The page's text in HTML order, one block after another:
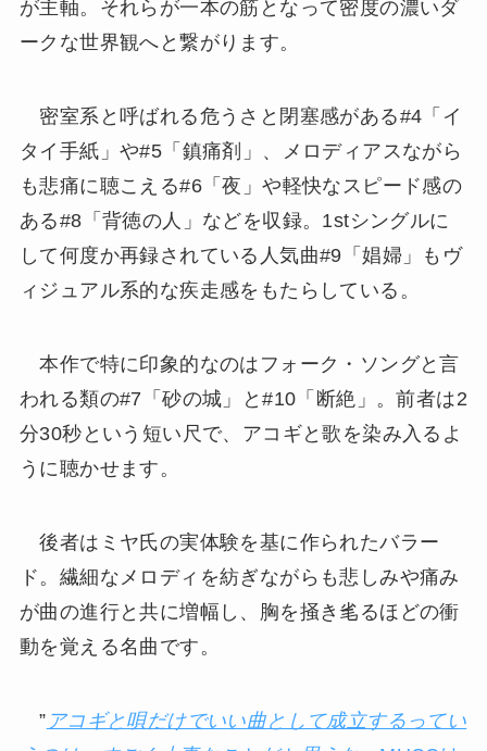
が主軸。それらが一本の筋となって密度の濃いダ
ークな世界観へと繋がります。
密室系と呼ばれる危うさと閉塞感がある#4「イ
タイ手紙」や#5「鎮痛剤」、メロディアスながら
も悲痛に聴こえる#6「夜」や軽快なスピード感の
ある#8「背徳の人」などを収録。1stシングルに
して何度か再録されている人気曲#9「娼婦」もヴ
ィジュアル系的な疾走感をもたらしている。
本作で特に印象的なのはフォーク・ソングと言
われる類の#7「砂の城」と#10「断絶」。前者は2
分30秒という短い尺で、アコギと歌を染み入るよ
うに聴かせます。
後者はミヤ氏の実体験を基に作られたバラー
ド。繊細なメロディを紡ぎながらも悲しみや痛み
が曲の進行と共に増幅し、胸を掻き毟るほどの衝
動を覚える名曲です。
” アコギと唄だけでいい曲として成立するってい